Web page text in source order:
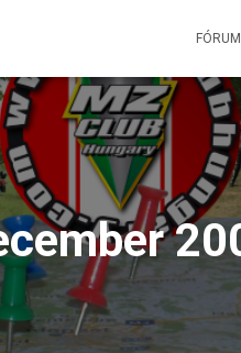
FÓRUM